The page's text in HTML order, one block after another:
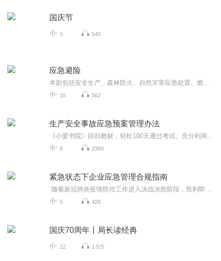
国庆节
3 543
应急避险
15 562
生产安全事故应急预案管理办法
8 2360
紧急状态下企业应急管理合规指南
5 428
国庆70周年丨局长读经典
22 1.5万